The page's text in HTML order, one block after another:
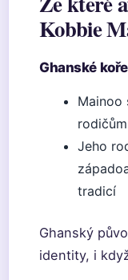
Kobbie
Ghanské
Mainoo
Jeho
tradicí
Ghanský
identity, i